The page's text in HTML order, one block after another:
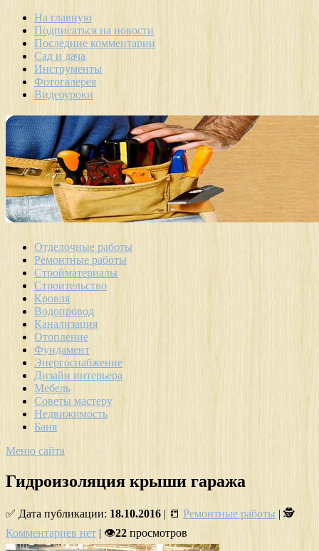
На главную
Подписаться на новости
Последние комментарии
Сад и дача
Инструменты
Фотогалерея
Видеоуроки
Отделочные работы
Ремонтные работы
Стройматериалы
Строительство
Кровля
Водопровод
Канализация
Отопление
Фундамент
Энергоснабжение
Дизайн интерьера
Мебель
Советы мастеру
Недвижимость
Баня
Меню сайта
Гидроизоляция крыши гаража
✅ Дата публикации: 18.10.2016 | 📒 Ремонтные работы | 🕵
Комментариев нет | 👁22 просмотров